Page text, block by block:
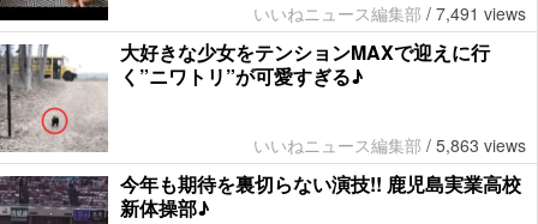
いいねニュース編集部 / 7,491 views
大好きな少女をテンションMAXで迎えに行
く”ニワトリ”が可愛すぎる♪
いいねニュース編集部 / 5,863 views
今年も期待を裏切らない演技!! 鹿児島実業高校
新体操部♪